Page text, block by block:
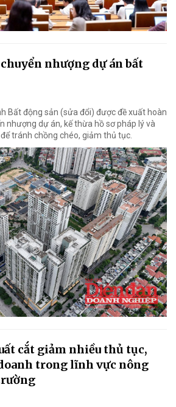
nhượng dự án bất
Bất động sản (sửa đổi) được đề xuất hoàn
nhượng dự án, kế thừa hồ sơ pháp lý và
tránh chồng chéo, giảm thủ tục.
cắt giảm nhiều thủ tục,
trong lĩnh vực nông